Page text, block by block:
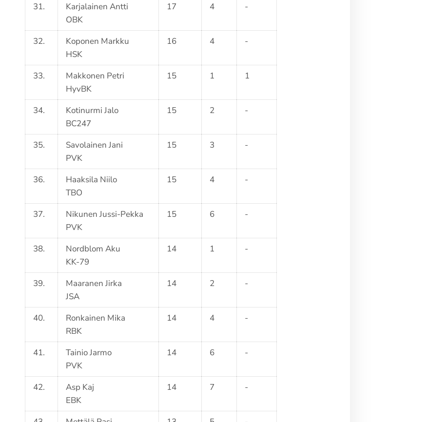
31.
Karjalainen Antti
OBK
17 4 -
32.
Koponen Markku
HSK
16 4 -
33.
Makkonen Petri
HyvBK
15 1 1
34.
Kotinurmi Jalo
BC247
15 2 -
35.
Savolainen Jani
PVK
15 3 -
36.
Haaksila Niilo
TBO
15 4 -
37.
Nikunen Jussi-Pekka
PVK
15 6 -
38.
Nordblom Aku
KK-79
14 1 -
39.
Maaranen Jirka
JSA
14 2 -
40.
Ronkainen Mika
RBK
14 4 -
41.
Tainio Jarmo
PVK
14 6 -
42.
Asp Kaj
EBK
14 7 -